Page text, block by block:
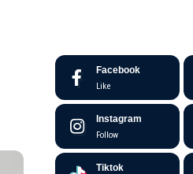
Facebook
Like
Instagram
Follow
Tiktok